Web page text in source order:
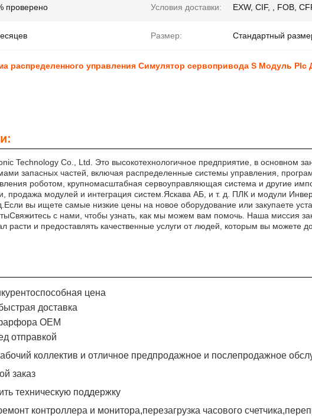
проверено Условия доставки: EXW, CIF, , FOB,
Размер: Стандартный
распределенного управления Симулятор сервопривода S Модуль Plc
Technology Co., Ltd. Это высокотехнологичное предприятие, в основном
запасных частей, включая распределенные системы управления,
роботом, крупномасштабная сервоуправляющая система и другие
продажа модулей и интеграция систем.Яскава АБ, и т. д. ПЛК и модули
вы ищете самые низкие цены на новое оборудование или закупаете
с нами, чтобы узнать, как мы можем вам помочь. Наша миссия
расти и предоставлять качественные услуги от людей, которым вы можете
цена
доставка
OEM
отправкой
коллектив и отличное предпродажное и послепродажное
заказ
техническую поддержку
контроллера и монитора,перезагрузка часового